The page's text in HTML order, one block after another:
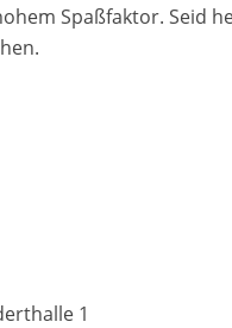
Spaßfaktor. Seid
1